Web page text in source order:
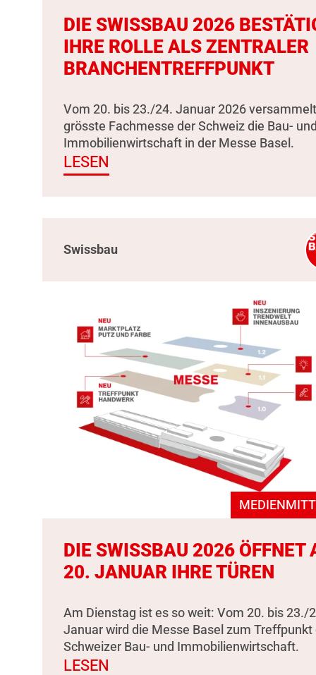
DIE SWISSBAU 2026
IHRE ROLLE ALS ZENTRALER
BRANCHENTREFFPUNKT
Vom 20. bis 23./24. Januar 2026
grösste Fachmesse der Schweiz die Bau-
Immobilienwirtschaft in der Messe Basel.
LESEN
Swissbau
DIE SWISSBAU 2026 ÖFFNET
20. JANUAR IHRE TÜREN
Am Dienstag ist es so weit: Vom 20. bis 23./
Januar wird die Messe Basel zum Treffpunkt
Schweizer Bau- und Immobilienwirtschaft.
LESEN